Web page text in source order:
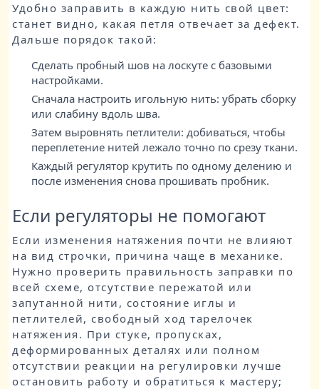
Удобно заправить в каждую нить свой цвет:
станет видно, какая петля отвечает за дефект.
Дальше порядок такой:
Сделать пробный шов на лоскуте с базовыми
настройками.
Сначала настроить игольную нить: убрать сборку
или слабину вдоль шва.
Затем выровнять петлители: добиваться, чтобы
переплетение нитей лежало точно по срезу ткани.
Каждый регулятор крутить по одному делению и
после изменения снова прошивать пробник.
Если регуляторы не помогают
Если изменения натяжения почти не влияют
на вид строчки, причина чаще в механике.
Нужно проверить правильность заправки по
всей схеме, отсутствие пережатой или
запутанной нити, состояние иглы и
петлителей, свободный ход тарелочек
натяжения. При стуке, пропусках,
деформированных деталях или полном
отсутствии реакции на регулировки лучше
остановить работу и обратиться к мастеру;